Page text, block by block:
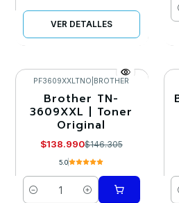
VER DETALLES
-5%
PF3609XXLTNO BROTHER
Brother TN-
3609XXL | Toner
Original
$138.990$146.305
5.0
Cantidad